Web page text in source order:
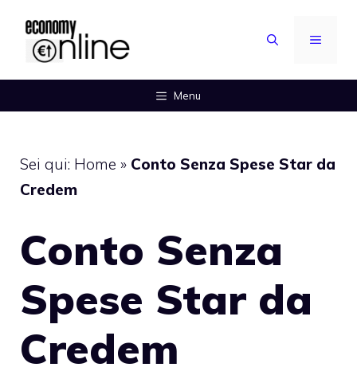
contenuto
MENU
Menu
Sei qui: Home » Conto Senza Spese Star da
Credem
Conto Senza
Spese Star da
Credem